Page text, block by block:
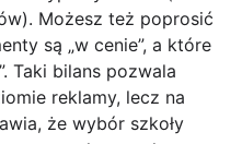
Możesz też poprosić
są „w cenie”, a które
Taki bilans pozwala
reklamy, lecz na
że wybór szkoły